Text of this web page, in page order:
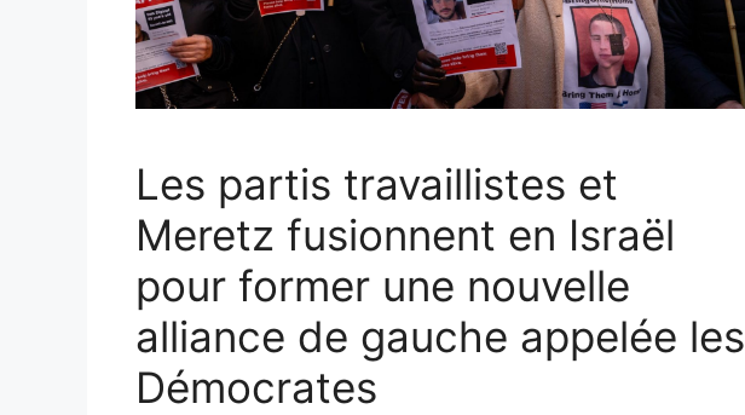
Les partis travaillistes et
Meretz fusionnent en Israël
pour former une nouvelle
alliance de gauche appelée les
Démocrates